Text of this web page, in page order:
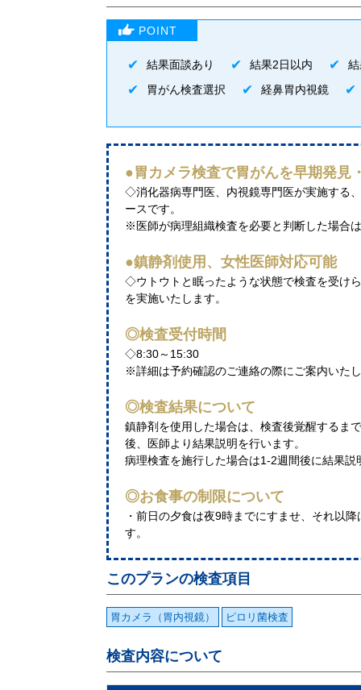
結果面談あり 結果2日以内
胃がん検査選択
経鼻胃内視鏡
●胃カメラ検査で胃がんを早期発見
◇消化器病専門医、内視鏡専門医が実施する
ースです。
※医師が病理組織検査を必要と判断した場合
●鎮静剤使用、女性医師対応可能
◇ウトウトと眠ったような状態で検査を受け
を実施いたします。
◎検査受付時間
◇8:30～15:30
※詳細は予約確認のご連絡の際にご案内いた
◎検査結果について
鎮静剤を使用した場合は、検査後覚醒するま
後、医師より結果説明を行います。
病理検査を施行した場合は1-2週間後に結果説
◎お食事の制限について
・前日の夕食は夜9時までにすませ、それ以
す。
このプランの検査項目
胃カメラ（胃内視鏡） ピロリ菌検査
検査内容について